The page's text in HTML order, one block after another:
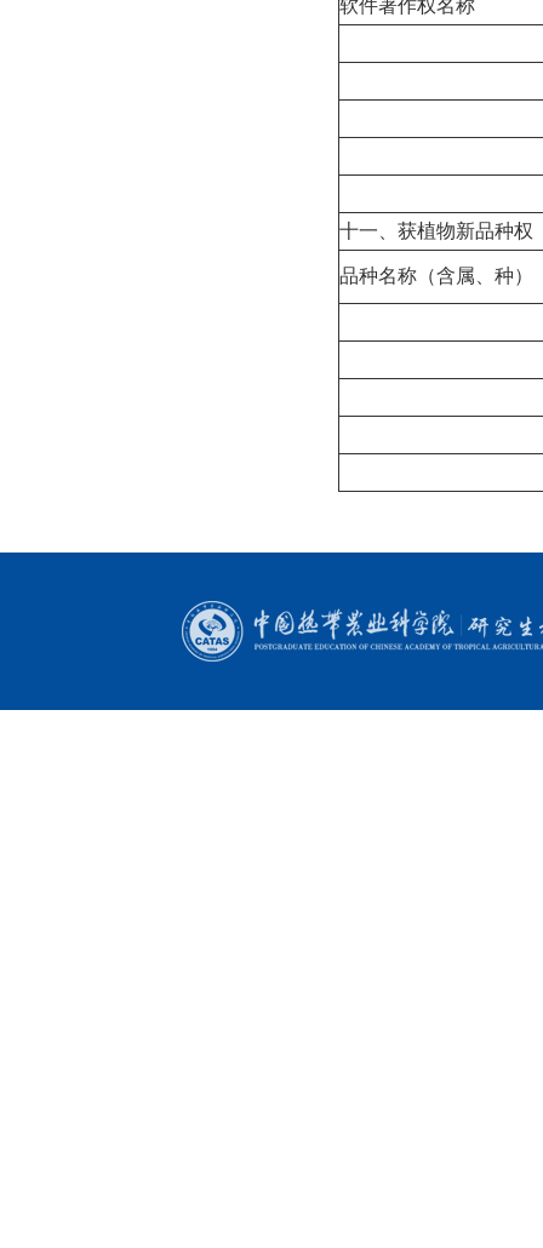
软件著作权名称
十一、获植物新品种权
品种名称（含属、种）